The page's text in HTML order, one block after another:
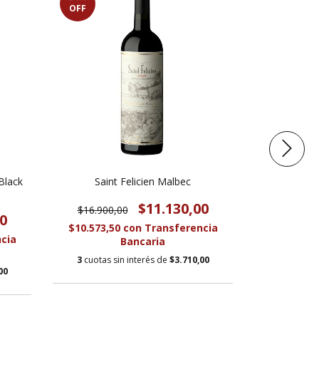
OFF
Saint Felicien Malbec
$16.900,00 $11.130,00
$10.573,50 con Transferencia
Bancaria
3 cuotas sin interés de $3.710,00